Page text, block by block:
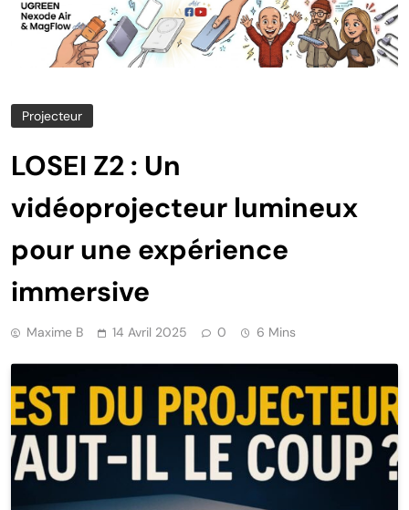
Projecteur
LOSEI Z2 : Un
vidéoprojecteur lumineux
pour une expérience
immersive
Maxime B 14 Avril 2025 0 6 Mins